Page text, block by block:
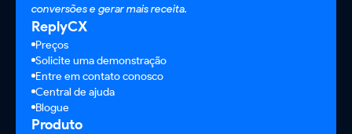
conversões e gerar mais receita.
ReplyCX
Preços
Solicite uma demonstração
Entre em contato conosco
Central de ajuda
Blogue
Produto